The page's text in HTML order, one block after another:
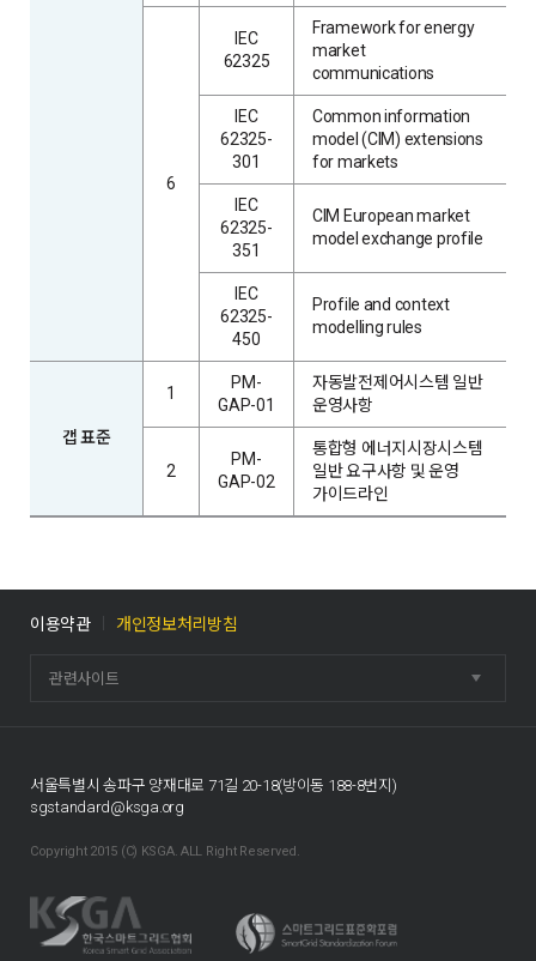
6
IEC
62325
Framework for energy
market
communications
IEC
62325-
301
Common information
model (CIM) extensions
for markets
IEC
62325-
351
CIM European market
model exchange profile
IEC
62325-
450
Profile and context
modelling rules
갭 표준
1
PM-
GAP-01
자동발전제어시스템 일반
운영사항
2
PM-
GAP-02
통합형 에너지시장시스템
일반 요구사항 및 운영
가이드라인
이용약관 개인정보처리방침
관련사이트
서울특별시 송파구 양재대로 71길 20-18(방이동 188-8번지)
sgstandard@ksga.org
Copyright 2015 (C) KSGA. ALL Right Reserved.